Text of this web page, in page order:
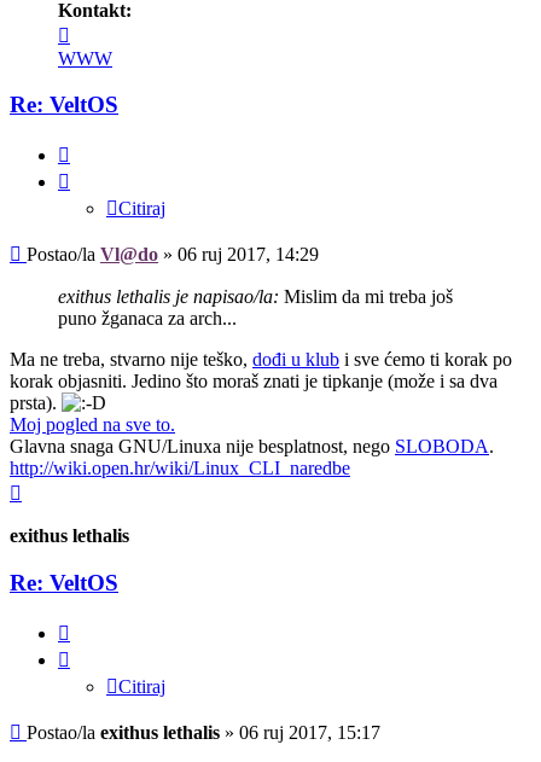
Kontakt:
korisnika/cu
Vl@do
WWW
Re: VeltOS
Citiraj
Post
Postao/la Vl@do » 06 ruj 2017, 14:29
exithus lethalis je napisao/la: Mislim da mi treba još
puno žganaca za arch...
Ma ne treba, stvarno nije teško, dođi u klub i sve ćemo ti korak po
korak objasniti. Jedino što moraš znati je tipkanje (može i sa dva
prsta).
Moj pogled na sve to.
Glavna snaga GNU/Linuxa nije besplatnost, nego SLOBODA.
http://wiki.open.hr/wiki/Linux_CLI_naredbe
exithus lethalis
Re: VeltOS
Citiraj
Post
Postao/la exithus lethalis » 06 ruj 2017, 15:17